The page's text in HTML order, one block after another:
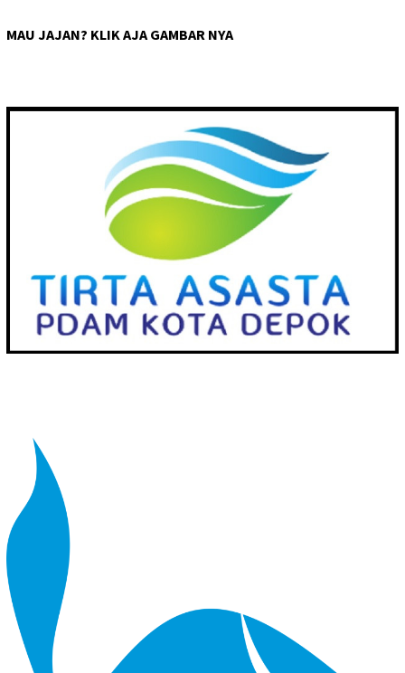
MAU JAJAN? KLIK AJA GAMBAR NYA